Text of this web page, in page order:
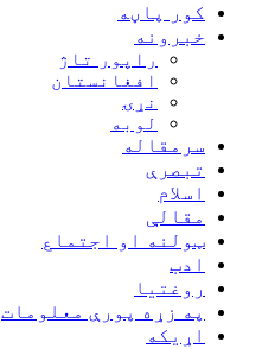
کور پاڼه
خبرونه
راپور تاژ
افغانستان
نړۍ
لوبه
سرمقاله
تبصرې
اسلام
مقالې
ټولنه او اجتماع
ادب
روغتيا
په زړه پورې معلومات
اړيکه